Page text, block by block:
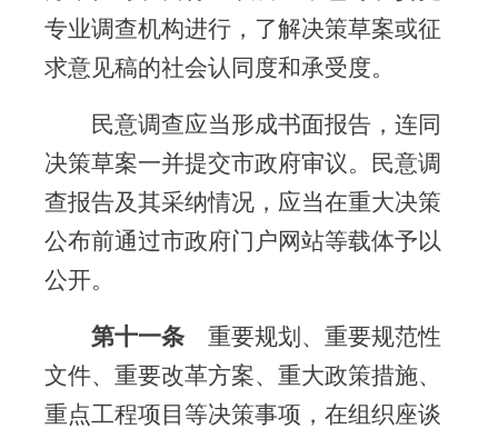
专业调查机构进行，了解决策草案或征
求意见稿的社会认同度和承受度。
民意调查应当形成书面报告，连同
决策草案一并提交市政府审议。民意调
查报告及其采纳情况，应当在重大决策
公布前通过市政府门户网站等载体予以
公开。
第十一条重要规划、重要规范性
文件、重要改革方案、重大政策措施、
重点工程项目等决策事项，在组织座谈